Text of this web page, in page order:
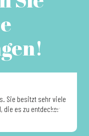
Sie besitzt sehr viele
die es zu entdecken